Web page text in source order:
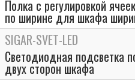
Полка с регулировкой
по ширине для шкафа
SIGAR-SVET-LED
Светодиодная подсветка
двух сторон шкафа